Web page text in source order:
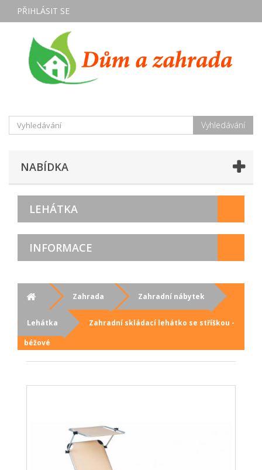
PŘIHLÁSIT SE
Vyhledávání
NABÍDKA
LEHÁTKA
INFORMACE
Zahrada Zahradní nábytek
Lehátka
Zahradní skládací lehátko se stříškou -
béžové